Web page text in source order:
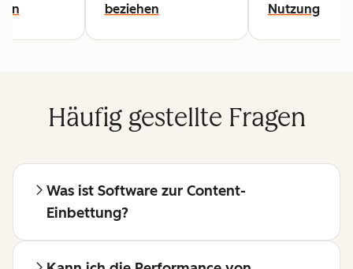
beziehen
Nutzung
Häufig gestellte Fragen
Was ist Software zur Content-
Einbettung?